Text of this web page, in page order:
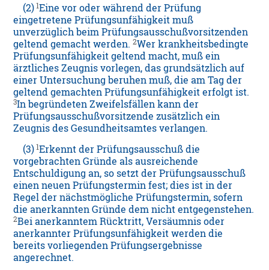
(2) 1Eine vor oder während der Prüfung
eingetretene Prüfungsunfähigkeit muß
unverzüglich beim Prüfungsausschußvorsitzenden
geltend gemacht werden.2Wer krankheitsbedingte
Prüfungsunfähigkeit geltend macht, muß ein
ärztliches Zeugnis vorlegen, das grundsätzlich auf
einer Untersuchung beruhen muß, die am Tag der
geltend gemachten Prüfungsunfähigkeit erfolgt ist.
3In begründeten Zweifelsfällen kann der
Prüfungsausschußvorsitzende zusätzlich ein
Zeugnis des Gesundheitsamtes verlangen.
(3) 1Erkennt der Prüfungsausschuß die
vorgebrachten Gründe als ausreichende
Entschuldigung an, so setzt der Prüfungsausschuß
einen neuen Prüfungstermin fest; dies ist in der
Regel der nächstmögliche Prüfungstermin, sofern
die anerkannten Gründe dem nicht entgegenstehen.
2Bei anerkanntem Rücktritt, Versäumnis oder
anerkannter Prüfungsunfähigkeit werden die
bereits vorliegenden Prüfungsergebnisse
angerechnet.